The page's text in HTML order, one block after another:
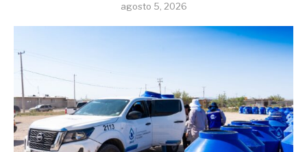
agosto 5, 2026